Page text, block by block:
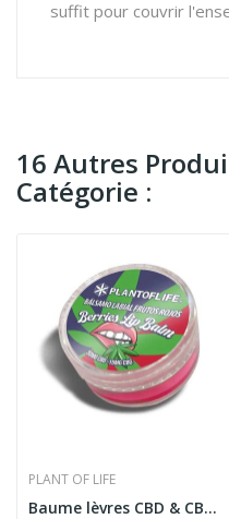
suffit pour couvrir
16 Autres
Catégorie :
PLANT OF LIFE
Baume lèvres CBD & CBG fruits rouges | PLANT OF...